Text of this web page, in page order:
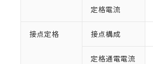
定格電流
接点定格 接点構成
定格通電電流